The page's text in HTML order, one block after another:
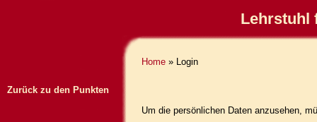
Lehrstuhl
Zurück zu den Punkten
Home » Login
Um die persönlichen Daten anzusehen,